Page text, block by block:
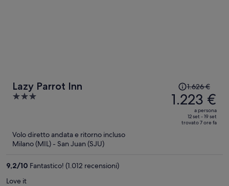
Lazy Parrot Inn
3
prezzo
era
1.626 €,
ora
1.626 €
1.223 €
a persona
12 set - 19 set
trovato 7 ore fa
Volo diretto andata e ritorno incluso
Milano (MIL) - San Juan (SJU)
9,2/10 Fantastico! (1.012 recensioni)
Love it